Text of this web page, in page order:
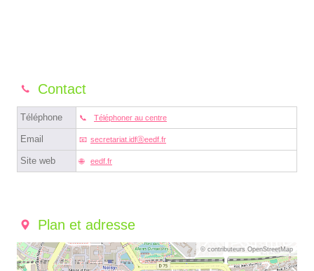
Contact
Téléphone Téléphoner au centre
Email secretariat.idfⓐeedf.fr
Site web eedf.fr
Plan et adresse
© contributeurs OpenStreetMap